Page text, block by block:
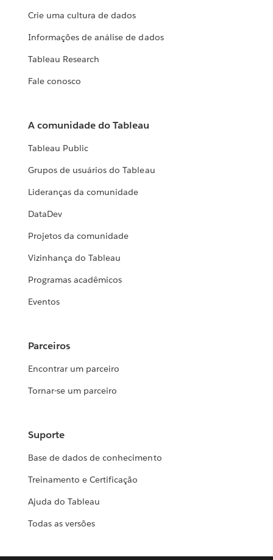
Crie uma cultura de dados
Informações de análise de dados
Tableau Research
Fale conosco
A comunidade do Tableau
Tableau Public
Grupos de usuários do Tableau
Lideranças da comunidade
DataDev
Projetos da comunidade
Vizinhança do Tableau
Programas acadêmicos
Eventos
Parceiros
Encontrar um parceiro
Tornar-se um parceiro
Suporte
Base de dados de conhecimento
Treinamento e Certificação
Ajuda do Tableau
Todas as versões